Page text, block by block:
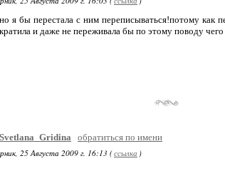
я бы перестала с ним переписываться!потому как
и даже не переживала бы по этому поводу
Svetlana_Gridina
обратиться по имени
25 Августа 2009 г. 16:13 (ссылка )